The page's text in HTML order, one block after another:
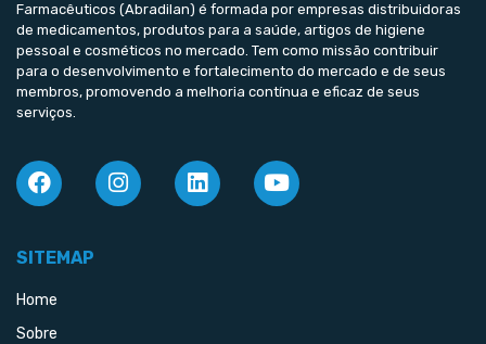
Farmacêuticos (Abradilan) é formada por empresas distribuidoras
de medicamentos, produtos para a saúde, artigos de higiene
pessoal e cosméticos no mercado. Tem como missão contribuir
para o desenvolvimento e fortalecimento do mercado e de seus
membros, promovendo a melhoria contínua e eficaz de seus
serviços.
SITEMAP
Home
Sobre